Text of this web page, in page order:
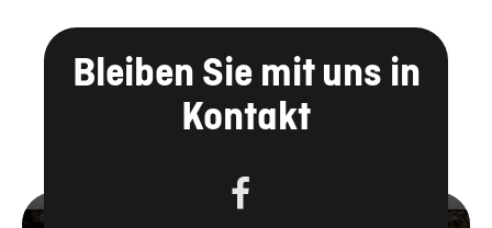
Bleiben Sie mit uns in
Kontakt